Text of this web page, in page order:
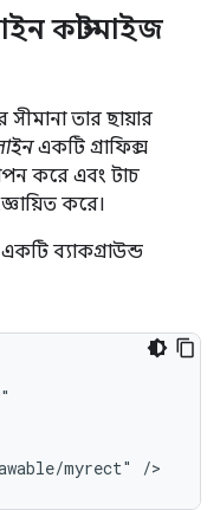
কাস্টমাইজ
তার ছায়ার
একটি গ্রাফিক্স
করে এবং টাচ
করে।
ব্যাকগ্রাউন্ড
myrect"
/>